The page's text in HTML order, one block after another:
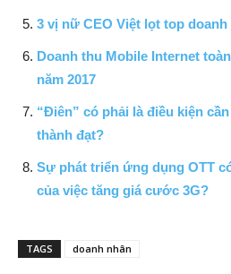
3 vị nữ CEO Việt lọt top
Doanh thu Mobile Internet
năm 2017
“Điên” có phải là điều kiện
thành đạt?
Sự phát triển ứng dụng OTT
của việc tăng giá cước 3G?
TAGS doanh nhân